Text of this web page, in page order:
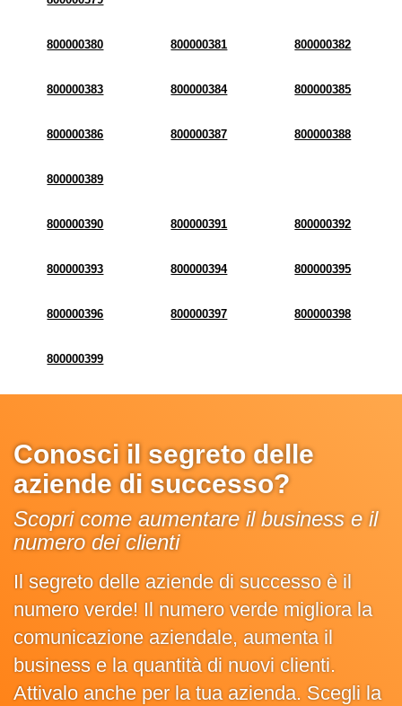
800000380 800000381 800000382
800000383 800000384 800000385
800000386 800000387 800000388
800000389
800000390 800000391 800000392
800000393 800000394 800000395
800000396 800000397 800000398
800000399
Conosci il segreto delle
aziende di successo?
Scopri come aumentare il business e il
numero dei clienti
Il segreto delle aziende di successo è il
numero verde! Il numero verde migliora la
comunicazione aziendale, aumenta il
business e la quantità di nuovi clienti.
Attivalo anche per la tua azienda. Scegli la